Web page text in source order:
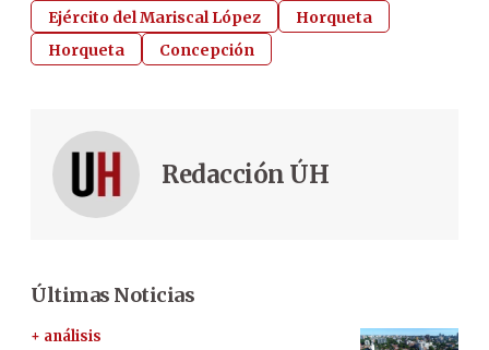
Ejército del Mariscal López
Horqueta
Horqueta
Concepción
Redacción ÚH
Últimas Noticias
+ análisis